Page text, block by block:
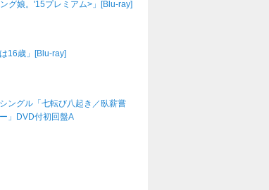
グ娘。'15プレミアム>」[Blu-ray]
16歳」[Blu-ray]
ングル「七転び八起き／臥薪嘗
」DVD付初回盤A